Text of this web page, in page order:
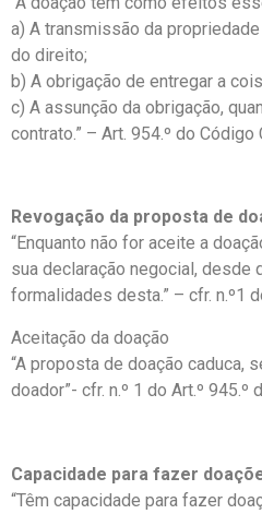
a) A transmissão da
do direito;
b) A obrigação de entregar a
c) A assunção da obrigação,
contrato.” – Art. 954.º do Código
Revogação da proposta de
“Enquanto não for aceite a
sua declaração negocial, desde
formalidades desta.” – cfr. n.º1
Aceitação da doação
“A proposta de doação caduca,
doador”- cfr. n.º 1 do Art.º 945.º
Capacidade para fazer
“Têm capacidade para fazer